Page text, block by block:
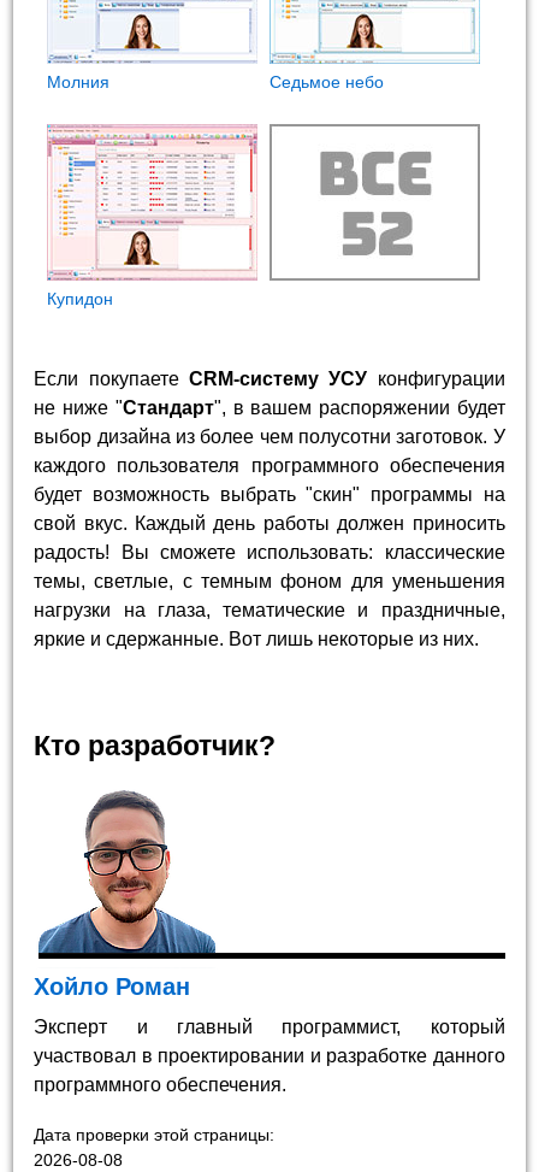
Молния Седьмое небо
Купидон
Если покупаете CRM-систему УСУ конфигурации
не ниже "Стандарт", в вашем распоряжении будет
выбор дизайна из более чем полусотни заготовок. У
каждого пользователя программного обеспечения
будет возможность выбрать "скин" программы на
свой вкус. Каждый день работы должен приносить
радость! Вы сможете использовать: классические
темы, светлые, с темным фоном для уменьшения
нагрузки на глаза, тематические и праздничные,
яркие и сдержанные. Вот лишь некоторые из них.
Кто разработчик?
Хойло Роман
Эксперт и главный программист, который
участвовал в проектировании и разработке данного
программного обеспечения.
Дата проверки этой страницы:
2026-08-08